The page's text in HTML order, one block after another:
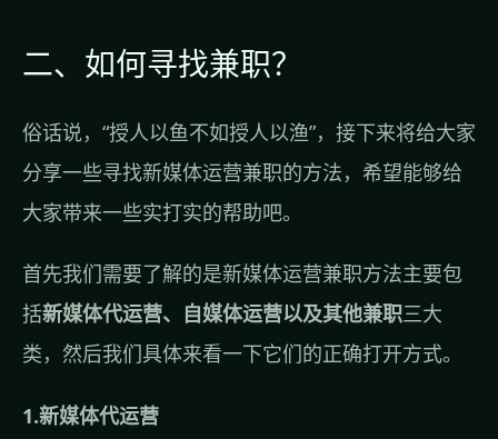
二、如何寻找兼职？
俗话说，“授人以鱼不如授人以渔”，接下来将给大家
分享一些寻找新媒体运营兼职的方法，希望能够给
大家带来一些实打实的帮助吧。
首先我们需要了解的是新媒体运营兼职方法主要包
括新媒体代运营、自媒体运营以及其他兼职三大
类，然后我们具体来看一下它们的正确打开方式。
1.新媒体代运营